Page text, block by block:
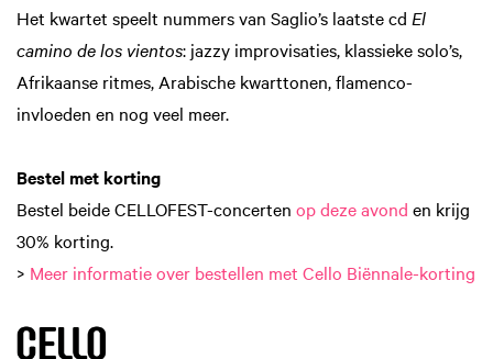
Het kwartet speelt nummers van Saglio’s laatste cd El
camino de los vientos: jazzy improvisaties, klassieke solo’s,
Afrikaanse ritmes, Arabische kwarttonen, flamenco-
invloeden en nog veel meer.
Bestel met korting
Bestel beide CELLOFEST-concerten op deze avond en krijg
30% korting.
> Meer informatie over bestellen met Cello Biënnale-korting